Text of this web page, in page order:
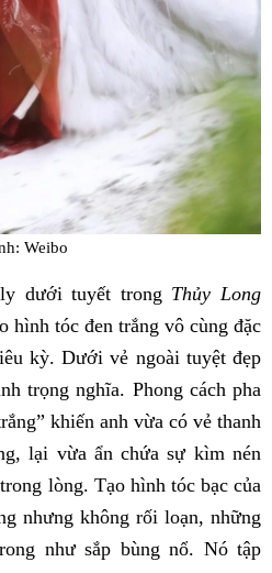
Weibo
dưới tuyết trong Thủy Long
hình tóc đen trắng vô cùng đặc
kỳ. Dưới vẻ ngoài tuyệt đẹp
trọng nghĩa. Phong cách pha
khiến anh vừa có vẻ thanh
lại vừa ẩn chứa sự kìm nén
lòng. Tạo hình tóc bạc của
nhưng không rối loạn, những
như sắp bùng nổ. Nó tập